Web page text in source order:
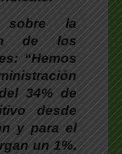
sobre la
de los
“Hemos
34% de
desde
y para el
un 1%.